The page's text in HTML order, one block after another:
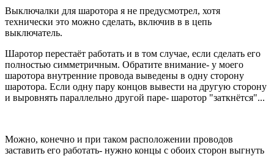
Выключалки для шаротора я не предусмотрел, хотя
технически это можно сделать, включив в в цепь
выключатель.
Шаротор перестаёт работать и в том случае, если сделать его
полностью симметричным. Обратите внимание- у моего
шаротора внутренние провода выведены в одну сторону
шаротора. Если одну пару концов вывести на другую сторону
и выровнять параллельно другой паре- шаротор "заткнётся"...
Можно, конечно и при таком расположении проводов
заставить его работать- нужно концы с обоих сторон выгнуть